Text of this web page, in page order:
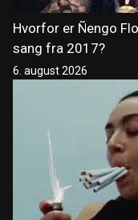
Hvorfor er Ñengo
sang fra 2017?
6. august 2026